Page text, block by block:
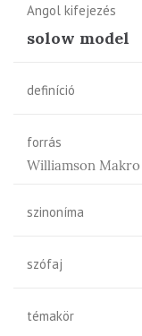
Angol kifejezés
solow model
definíció
forrás
Williamson Makro
szinoníma
szófaj
témakör